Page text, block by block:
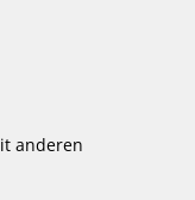
anderen